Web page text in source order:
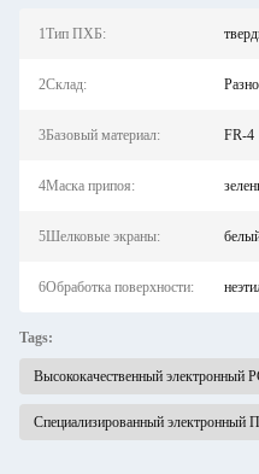
1Тип ПХБ:
2Склад:
3Базовый материал: FR-4
4Маска припоя:
5Шелковые экраны:
6Обработка поверхности:
Tags:
Высококачественный электронный
Специализированный электронный